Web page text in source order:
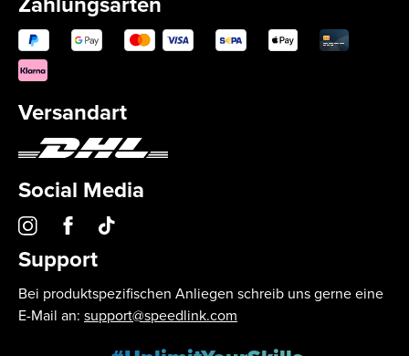
Versandart
Social Media
Support
Bei produktspezifischen Anliegen schreib uns gerne eine
E-Mail an: support@speedlink.com